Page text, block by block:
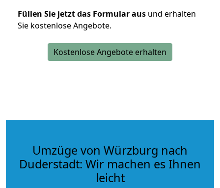
Füllen Sie jetzt das Formular aus und erhalten
Sie kostenlose Angebote.
Kostenlose Angebote erhalten
Umzüge von Würzburg nach
Duderstadt: Wir machen es Ihnen
leicht